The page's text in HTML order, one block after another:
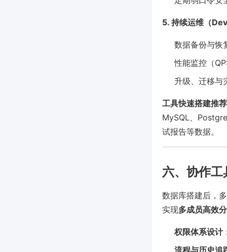
5. 持续运维（
数据备份与恢
性能监控（
升级、迁移与
工具快速搭建推
MySQL、
试报告等数据。
六、协作
数据库搭建后，
实现多成员高效
权限体系设计